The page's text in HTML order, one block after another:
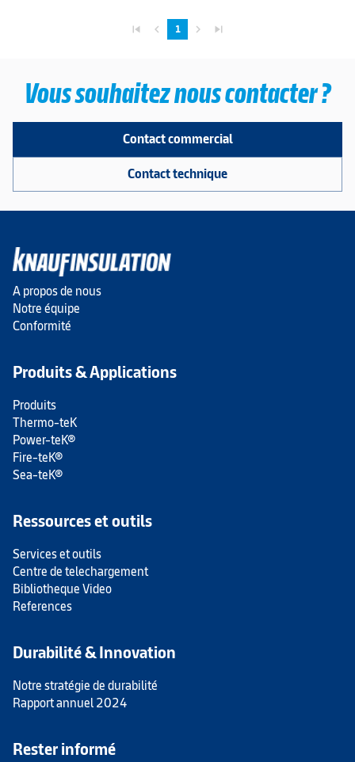
skip_previous navigate_before 1 navigate_next skip_next
Vous souhaitez nous contacter ?
Contact commercial
Contact technique
A propos de nous
Notre équipe
Conformité
Produits & Applications
Produits
Thermo-teK
Power-teK®
Fire-teK®
Sea-teK®
Ressources et outils
Services et outils
Centre de telechargement
Bibliotheque Video
References
Durabilité & Innovation
Notre stratégie de durabilité
Rapport annuel 2024
Rester informé